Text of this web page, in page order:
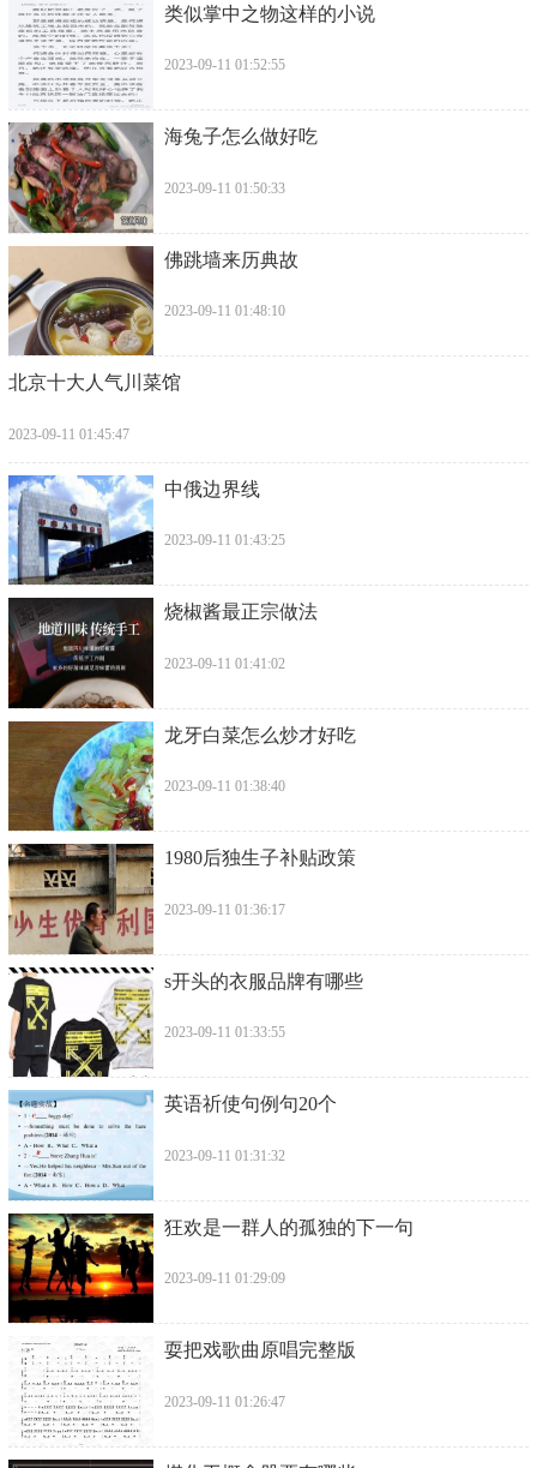
​类似掌中之物这样的小说
2023-09-11 01:52:55
​海兔子怎么做好吃
2023-09-11 01:50:33
​佛跳墙来历典故
2023-09-11 01:48:10
​北京十大人气川菜馆
2023-09-11 01:45:47
​中俄边界线
2023-09-11 01:43:25
​烧椒酱最正宗做法
2023-09-11 01:41:02
​龙牙白菜怎么炒才好吃
2023-09-11 01:38:40
​1980后独生子补贴政策
2023-09-11 01:36:17
​s开头的衣服品牌有哪些
2023-09-11 01:33:55
​英语祈使句例句20个
2023-09-11 01:31:32
​狂欢是一群人的孤独的下一句
2023-09-11 01:29:09
​耍把戏歌曲原唱完整版
2023-09-11 01:26:47